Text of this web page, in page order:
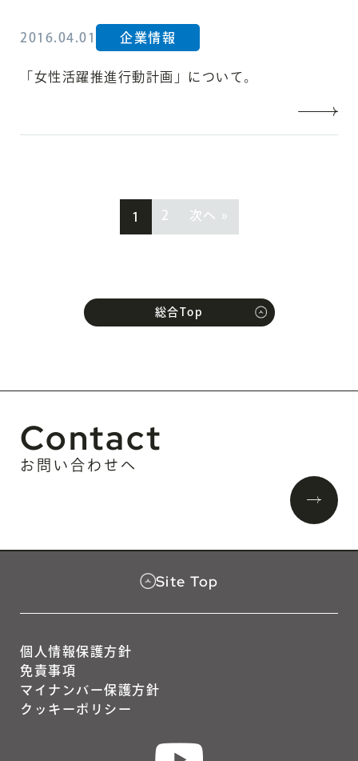
2016.04.01 企業情報
「女性活躍推進行動計画」について。
1 2 次へ »
総合Top
Contact
お問い合わせへ
Site Top
個人情報保護方針
免責事項
マイナンバー保護方針
クッキーポリシー